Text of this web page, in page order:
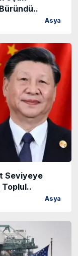
Asya
Seviyeye
Toplul..
Asya